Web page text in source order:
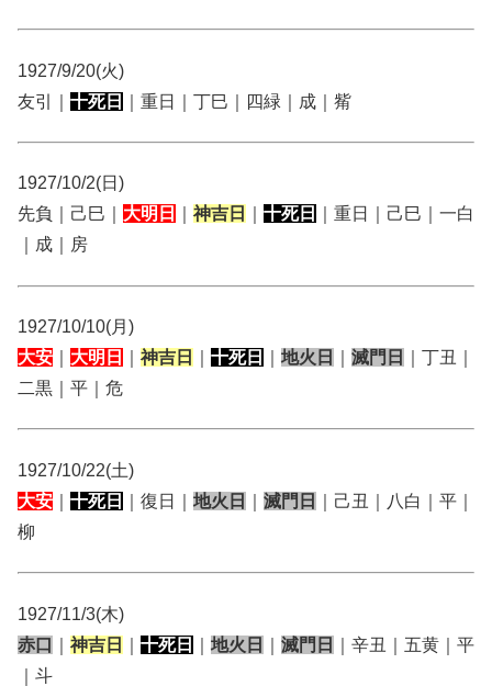
1927/9/20(火)
友引｜ 十死日 ｜重日｜丁巳｜四緑｜成｜觜
1927/10/2(日)
先負｜己巳｜ 大明日 神吉日 十死日
｜重日｜己巳｜一白
｜成｜房
1927/10/10(月)
大安
大明日 神吉日 十死日 地火日 滅門日
｜丁丑｜
二黒｜平｜危
1927/10/22(土)
大安
十死日 ｜復日｜ 地火日 滅門日
｜己丑｜八白｜平｜
柳
1927/11/3(木)
赤口
神吉日 十死日 地火日 滅門日
｜辛丑｜五黄｜平
｜斗